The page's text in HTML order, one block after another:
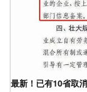
最新！已有10省取